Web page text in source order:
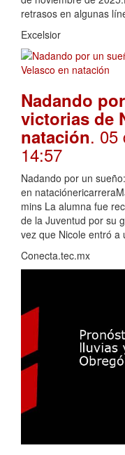
retrasos en algunas
Excelsior
Nadando
victorias de
natación. 05
14:57
Nadando por un
en
mins La alumna fue
de la Juventud por su
vez que Nicole entró a
Conecta.tec.mx